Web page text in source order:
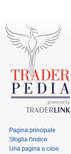
Pagina principale
Sfoglia l'indice
Una pagina a caso